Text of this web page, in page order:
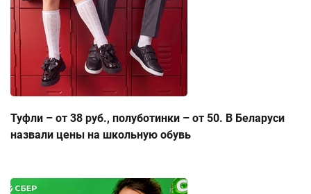
Туфли – от 38 руб., полуботинки – от 50. В Беларуси
назвали цены на школьную обувь